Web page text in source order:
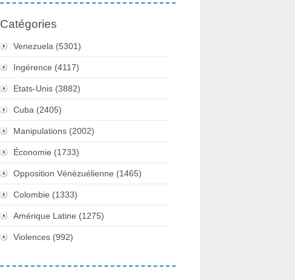
Catégories
Venezuela (5301)
Ingérence (4117)
Etats-Unis (3882)
Cuba (2405)
Manipulations (2002)
Économie (1733)
Opposition Vénézuélienne (1465)
Colombie (1333)
Amérique Latine (1275)
Violences (992)